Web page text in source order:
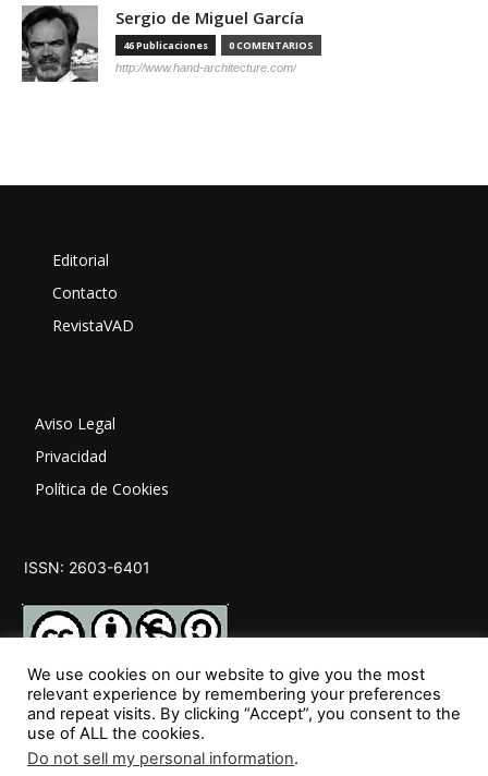
Sergio de Miguel García
46 Publicaciones 0 COMENTARIOS
http://www.hand-architecture.com/
Editorial
Contacto
RevistaVAD
Aviso Legal
Privacidad
Política de Cookies
ISSN: 2603-6401
SÍGUENOS
We use cookies on our website to give you the most
relevant experience by remembering your preferences
and repeat visits. By clicking “Accept”, you consent to the
use of ALL the cookies.
Do not sell my personal information.